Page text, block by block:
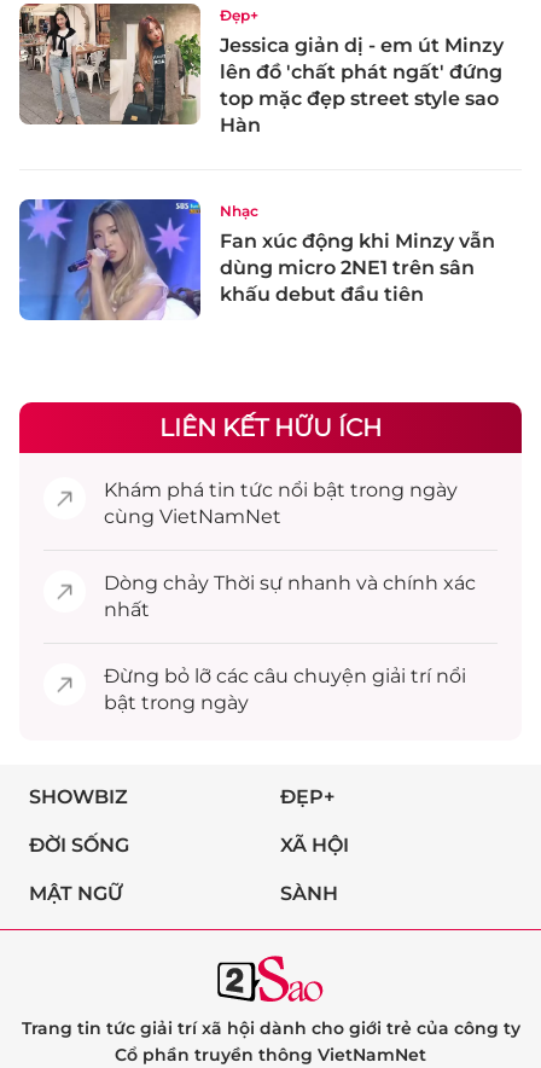
Đẹp+
Jessica giản dị - em út Minzy
lên đồ 'chất phát ngất' đứng
top mặc đẹp street style sao
Hàn
Nhạc
Fan xúc động khi Minzy vẫn
dùng micro 2NE1 trên sân
khấu debut đầu tiên
LIÊN KẾT HỮU ÍCH
Khám phá tin tức nổi bật trong ngày
cùng VietNamNet
Dòng chảy Thời sự nhanh và chính xác
nhất
Đừng bỏ lỡ các câu chuyện giải trínổi
bật trong ngày
SHOWBIZ ĐẸP+
ĐỜI SỐNG XÃ HỘI
MẬT NGỮ SÀNH
Trang tin tức giải trí xã hội dành cho giới trẻ của công ty
Cổ phần truyền thông VietNamNet